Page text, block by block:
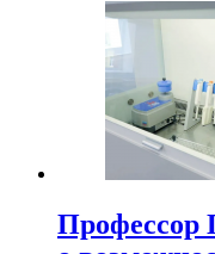
Профессор